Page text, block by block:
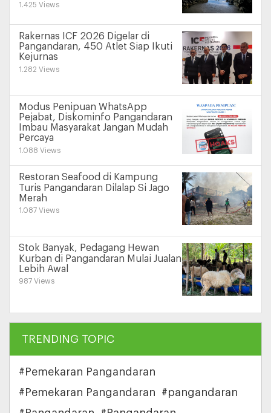
1.425 Views
Rakernas ICF 2026 Digelar di
Pangandaran, 450 Atlet Siap Ikuti
Kejurnas
1.282 Views
Modus Penipuan WhatsApp
Pejabat, Diskominfo Pangandaran
Imbau Masyarakat Jangan Mudah
Percaya
1.088 Views
Restoran Seafood di Kampung
Turis Pangandaran Dilalap Si Jago
Merah
1.087 Views
Stok Banyak, Pedagang Hewan
Kurban di Pangandaran Mulai Jualan
Lebih Awal
987 Views
TRENDING TOPIC
#Pemekaran Pangandaran
#Pemekaran Pangandaran
#pangandaran